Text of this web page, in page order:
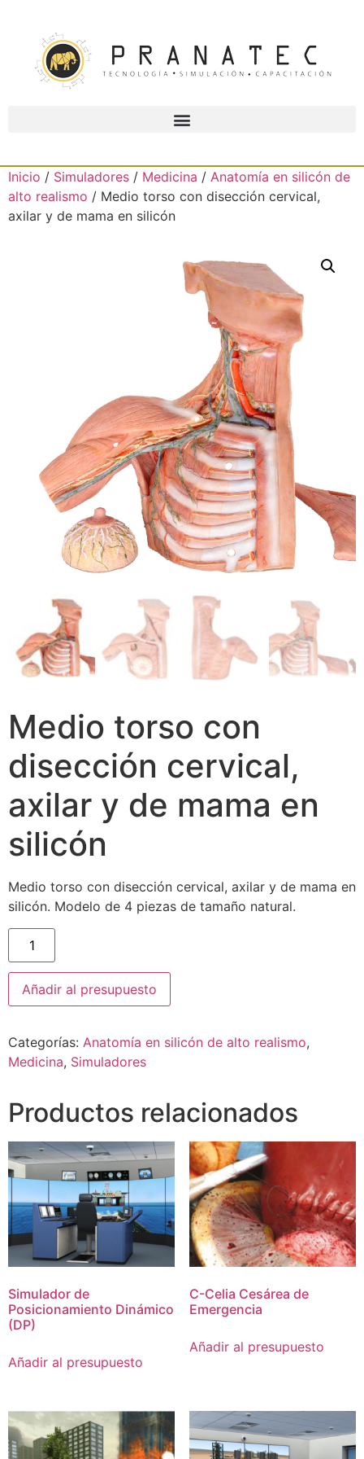
Inicio / Simuladores / Medicina / Anatomía en silicón de
alto realismo / Medio torso con disección cervical,
axilar y de mama en silicón
Medio torso con
disección cervical,
axilar y de mama en
silicón
Medio torso con disección cervical, axilar y de mama en
silicón. Modelo de 4 piezas de tamaño natural.
Añadir al presupuesto
Categorías: Anatomía en silicón de alto realismo,
Medicina, Simuladores
Productos relacionados
Simulador de
Posicionamiento Dinámico
(DP)
Añadir al presupuesto
C-Celia Cesárea de
Emergencia
Añadir al presupuesto